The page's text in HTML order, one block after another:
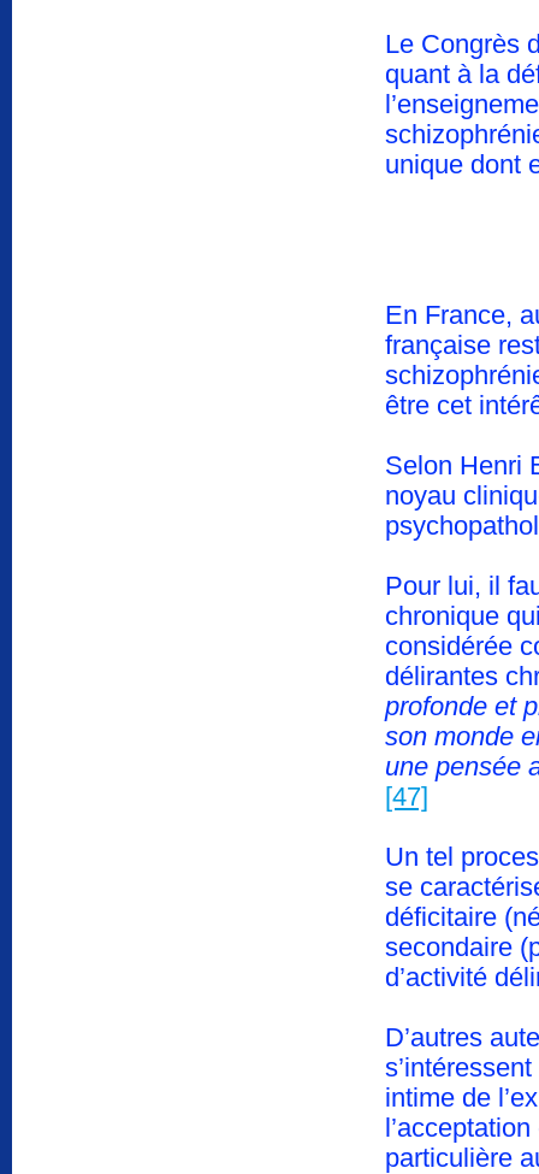
Le Congrès
quant à la
unique dont
En France,
française
être cet
Selon Henri
noyau
Pour lui, il
chronique
considérée
délirantes
profonde et
son monde
une pensée
[47]
Un tel
se
déficitaire
secondaire
d’activité
D’autres
intime de
particulière